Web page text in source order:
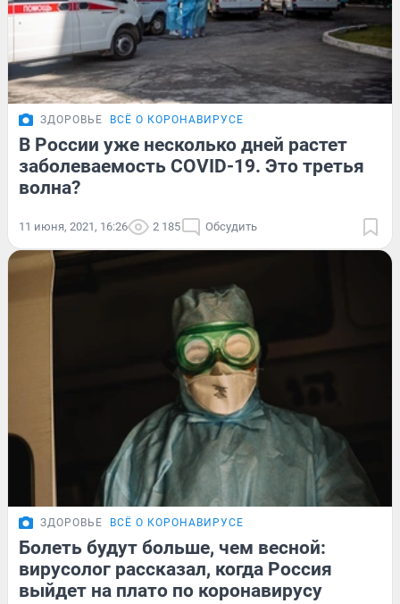
ЗДОРОВЬЕ ВСЁ О КОРОНАВИРУСЕ
В России уже несколько дней растет
заболеваемость COVID-19. Это третья
волна?
11 июня, 2021, 16:26 2 185 Обсудить
ЗДОРОВЬЕ ВСЁ О КОРОНАВИРУСЕ
Болеть будут больше, чем весной:
вирусолог рассказал, когда Россия
выйдет на плато по коронавирусу